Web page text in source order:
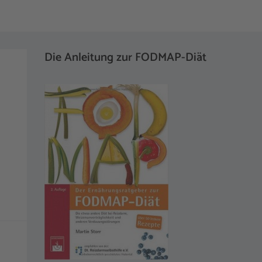
Die Anleitung zur FODMAP-Diät